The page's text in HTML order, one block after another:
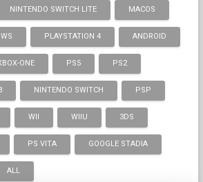
NINTENDO SWITCH LITE MACOS
PLAYSTATION 4 ANDROID
ONE PS5 PS2
NINTENDO SWITCH PSP
WII WIIU 3DS
PS VITA GOOGLE STADIA
ALL